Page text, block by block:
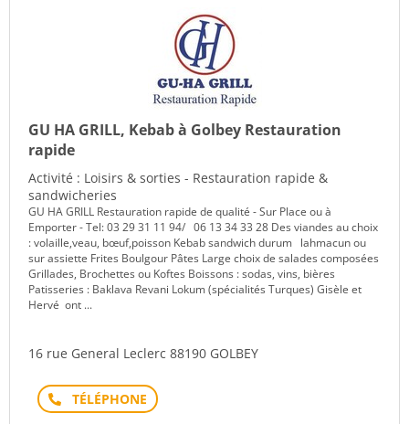
GU HA GRILL, Kebab à Golbey Restauration
rapide
Activité : Loisirs & sorties - Restauration rapide &
sandwicheries
GU HA GRILL Restauration rapide de qualité - Sur Place ou à
Emporter - Tel: 03 29 31 11 94/ 06 13 34 33 28 Des viandes au choix
: volaille,veau, bœuf,poisson Kebab sandwich durum lahmacun ou
sur assiette Frites Boulgour Pâtes Large choix de salades composées
Grillades, Brochettes ou Koftes Boissons : sodas, vins, bières
Patisseries : Baklava Revani Lokum (spécialités Turques) Gisèle et
Hervé ont ...
16 rue General Leclerc 88190 GOLBEY
Téléphone